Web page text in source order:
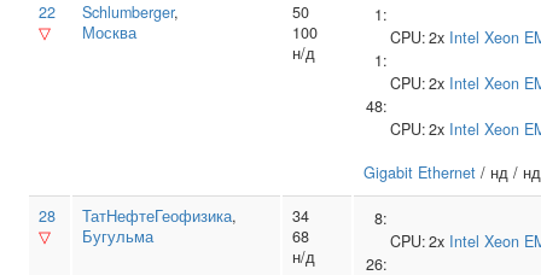
22
▽
Schlumberger,
Москва
50
100
н/д
1:
CPU:2x Intel Xeon
1:
CPU:2x Intel Xeon
48:
CPU:2x Intel Xeon
Gigabit Ethernet / нд / нд
28
▽
ТатНефтеГеофизика,
Бугульма
34
68
н/д
8:
CPU:2x Intel Xeon
26: